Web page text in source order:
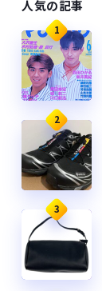
人気の記事
1
2
3